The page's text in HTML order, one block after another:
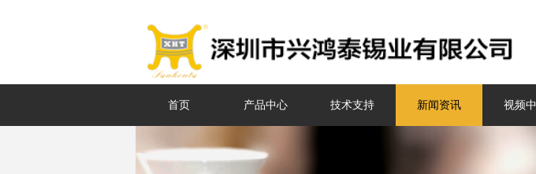
首页 产品中心 技术支持 新闻资讯 视频